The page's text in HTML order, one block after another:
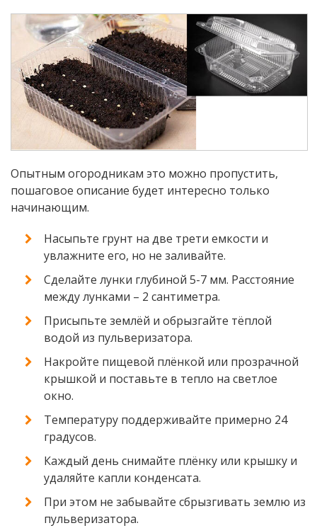
Опытным огородникам это можно пропустить,
пошаговое описание будет интересно только
начинающим.
Насыпьте грунт на две трети емкости и
увлажните его, но не заливайте.
Сделайте лунки глубиной 5-7 мм. Расстояние
между лунками – 2 сантиметра.
Присыпьте землёй и обрызгайте тёплой
водой из пульверизатора.
Накройте пищевой плёнкой или прозрачной
крышкой и поставьте в тепло на светлое
окно.
Температуру поддерживайте примерно 24
градусов.
Каждый день снимайте плёнку или крышку и
удаляйте капли конденсата.
При этом не забывайте сбрызгивать землю из
пульверизатора.